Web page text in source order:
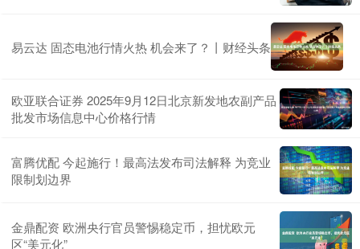
易云达 固态电池行情火热 机会来了？丨财经头条
欧亚联合证券 2025年9月12日北京新发地农副产品
批发市场信息中心价格行情
富腾优配 今起施行！最高法发布司法解释 为竞业
限制划边界
金鼎配资 欧洲央行官员警惕稳定币，担忧欧元
区“美元化”